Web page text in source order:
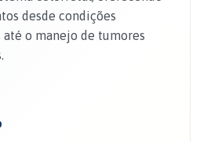
desde condições
até o manejo de tumores